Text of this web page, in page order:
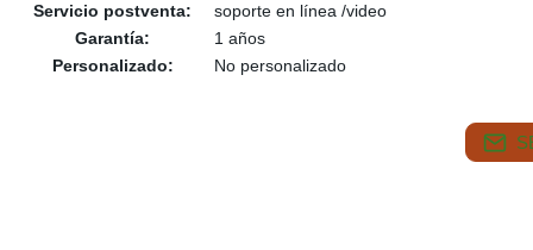
Servicio postventa:
soporte en línea /video
Garantía:
1 años
Personalizado:
No personalizado